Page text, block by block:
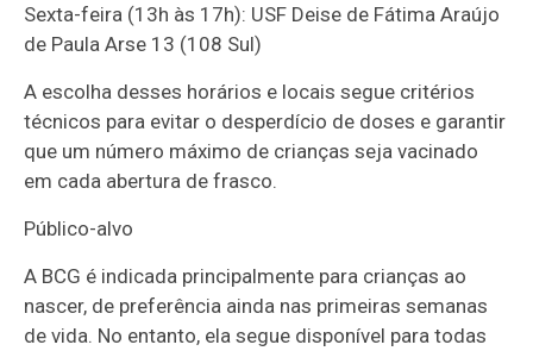
Sexta-feira (13h às 17h): USF Deise de Fátima Araújo
de Paula Arse 13 (108 Sul)
A escolha desses horários e locais segue critérios
técnicos para evitar o desperdício de doses e garantir
que um número máximo de crianças seja vacinado
em cada abertura de frasco.
Público-alvo
A BCG é indicada principalmente para crianças ao
nascer, de preferência ainda nas primeiras semanas
de vida. No entanto, ela segue disponível para todas